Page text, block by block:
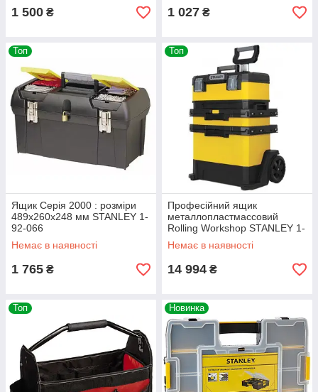
1 500 ₴ 1 027 ₴
Топ
Ящик Серія 2000 : розміри
489x260x248 мм STANLEY 1-
92-066
Немає в наявності
1 765 ₴
Топ
Професійний ящик
металлопластмассовий
Rolling Workshop STANLEY 1-
95-621 : на колесах, Ізраїль
Немає в наявності
14 994 ₴
Топ Новинка